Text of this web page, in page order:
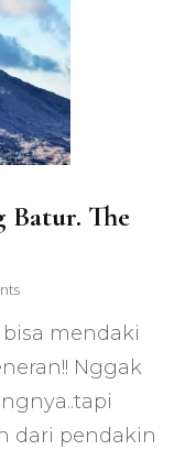
The
on
Mendaki
Batur.
The
mendaki
Nggak
dari pendakin